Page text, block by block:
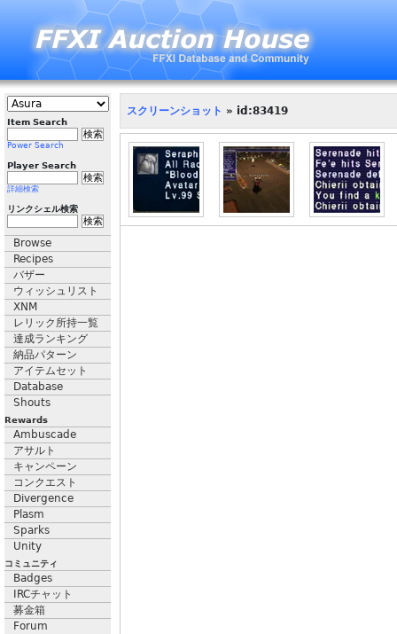
Item Search
Power Search
Player Search
詳細検索
リンクシェル検索
Browse
Recipes
バザー
ウィッシュリスト
XNM
レリック所持一覧
達成ランキング
納品パターン
アイテムセット
Database
Shouts
Rewards
Ambuscade
アサルト
キャンペーン
コンクエスト
Divergence
Plasm
Sparks
Unity
コミュニティ
Badges
IRCチャット
募金箱
Forum
スクリーンショット » id:83419